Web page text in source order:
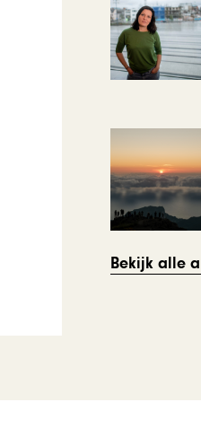
Bekijk alle